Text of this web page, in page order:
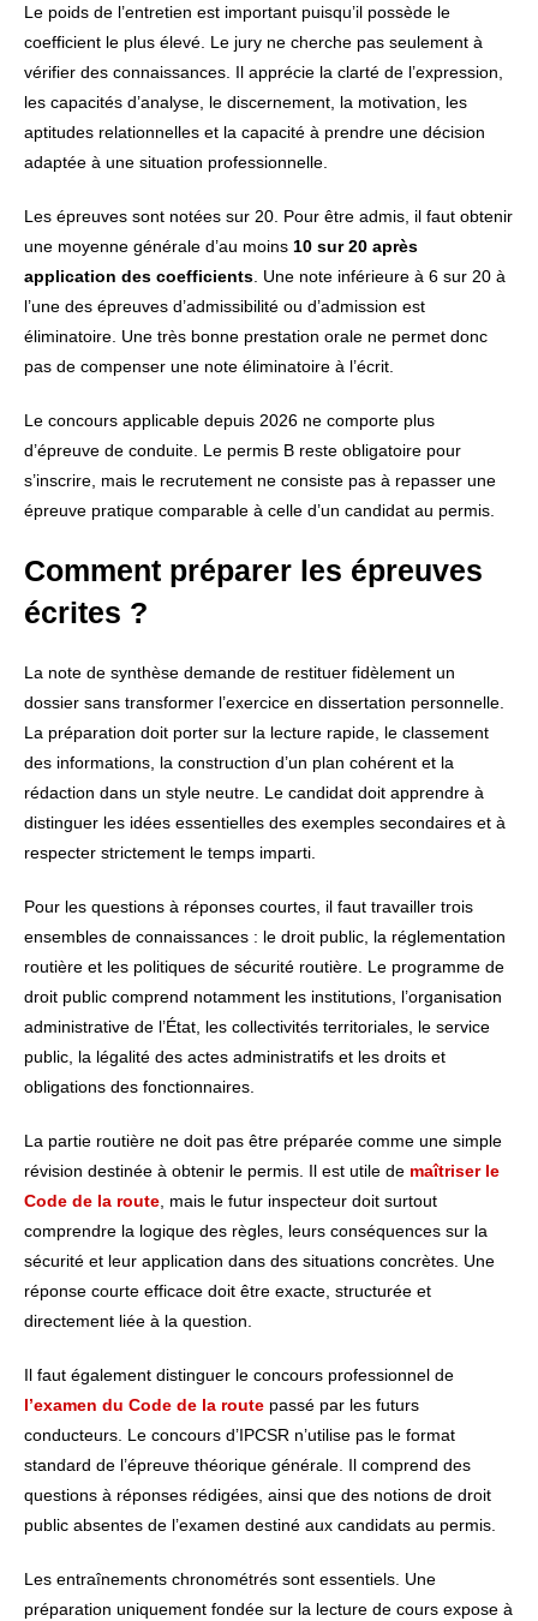
Le poids de l’entretien est important puisqu’il possède le
coefficient le plus élevé. Le jury ne cherche pas seulement à
vérifier des connaissances. Il apprécie la clarté de l’expression,
les capacités d’analyse, le discernement, la motivation, les
aptitudes relationnelles et la capacité à prendre une décision
adaptée à une situation professionnelle.
Les épreuves sont notées sur 20. Pour être admis, il faut obtenir
une moyenne générale d’au moins 10 sur 20 après
application des coefficients . Une note inférieure à 6 sur 20 à
l’une des épreuves d’admissibilité ou d’admission est
éliminatoire. Une très bonne prestation orale ne permet donc
pas de compenser une note éliminatoire à l’écrit.
Le concours applicable depuis 2026 ne comporte plus
d’épreuve de conduite. Le permis B reste obligatoire pour
s’inscrire, mais le recrutement ne consiste pas à repasser une
épreuve pratique comparable à celle d’un candidat au permis.
Comment préparer les épreuves
écrites ?
La note de synthèse demande de restituer fidèlement un
dossier sans transformer l’exercice en dissertation personnelle.
La préparation doit porter sur la lecture rapide, le classement
des informations, la construction d’un plan cohérent et la
rédaction dans un style neutre. Le candidat doit apprendre à
distinguer les idées essentielles des exemples secondaires et à
respecter strictement le temps imparti.
Pour les questions à réponses courtes, il faut travailler trois
ensembles de connaissances : le droit public, la réglementation
routière et les politiques de sécurité routière. Le programme de
droit public comprend notamment les institutions, l’organisation
administrative de l’État, les collectivités territoriales, le service
public, la légalité des actes administratifs et les droits et
obligations des fonctionnaires.
La partie routière ne doit pas être préparée comme une simple
révision destinée à obtenir le permis. Il est utile de maîtriser le
Code de la route , mais le futur inspecteur doit surtout
comprendre la logique des règles, leurs conséquences sur la
sécurité et leur application dans des situations concrètes. Une
réponse courte efficace doit être exacte, structurée et
directement liée à la question.
Il faut également distinguer le concours professionnel de
l’examen du Code de la route passé par les futurs
conducteurs. Le concours d’IPCSR n’utilise pas le format
standard de l’épreuve théorique générale. Il comprend des
questions à réponses rédigées, ainsi que des notions de droit
public absentes de l’examen destiné aux candidats au permis.
Les entraînements chronométrés sont essentiels. Une
préparation uniquement fondée sur la lecture de cours expose à